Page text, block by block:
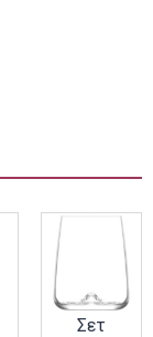
Σετ